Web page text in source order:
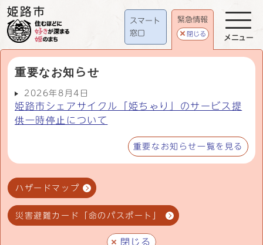
スマート
窓口
緊急情報
閉じる
重要なお知らせ
2026年8月4日
姫路市シェアサイクル「姫ちゃり」のサービス提
供一時停止について
重要なお知らせ一覧を見る
ハザードマップ
災害避難カード「命のパスポート」
閉じる
メニュー